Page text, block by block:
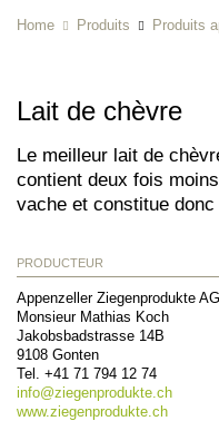
Home Produits Produits
Lait de chèvre
Le meilleur lait de
contient deux fois
vache et constitue
PRODUCTEUR
Appenzeller Ziegenprodukte AG
Monsieur Mathias Koch
Jakobsbadstrasse 14B
9108 Gonten
Tel. +41 71 794 12 74
info@ziegenprodukte.ch
www.ziegenprodukte.ch